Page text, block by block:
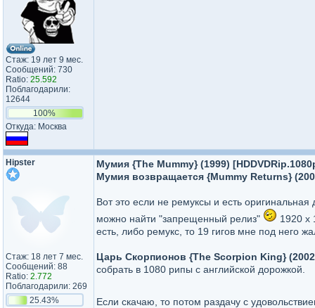
Стаж: 19 лет 9 мес.
Сообщений: 730
Ratio: 25.592
Поблагодарили:
12644
100%
Откуда: Москва
Hipster
Стаж: 18 лет 7 мес.
Сообщений: 88
Ratio: 2.772
Поблагодарили: 269
25.43%
Мумия {The Mummy} (1999)
Мумия возвращается {Mummy Returns}
Вот это если не ремуксы и есть
можно найти "запрещенный релиз"
1920 x
есть, либо ремукс, то 19 гигов мне под него
Царь Cкорпионов {The Scorpion King}
собрать в 1080 рипы с английской дорожкой.
Если скачаю, то потом раздачу с